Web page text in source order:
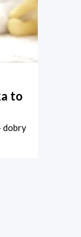
to
dobry